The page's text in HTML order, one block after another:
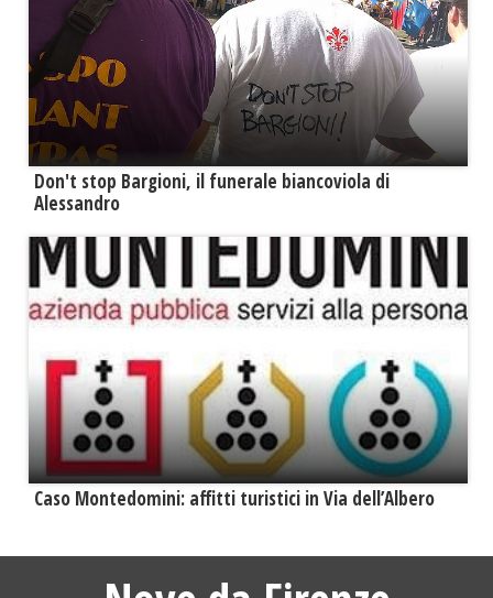
Don't stop Bargioni, il funerale biancoviola di
Alessandro
Caso Montedomini: affitti turistici in Via dell’Albero